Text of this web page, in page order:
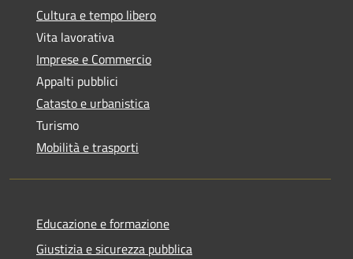
Cultura e tempo libero
Vita lavorativa
Imprese e Commercio
Appalti pubblici
Catasto e urbanistica
Turismo
Mobilità e trasporti
Educazione e formazione
Giustizia e sicurezza pubblica